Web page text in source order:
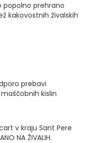
popolno prehrano
kakovostnih živalskih
prebavi
kislin
v kraju Sant Pere
NA ŽIVALIH.